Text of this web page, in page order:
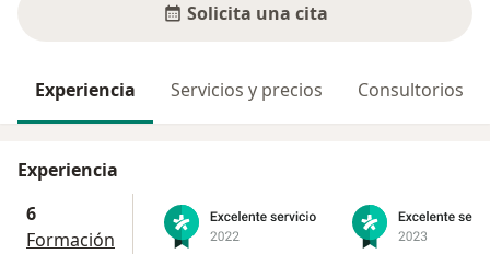
Solicita una cita
Experiencia Servicios y precios Consultorios
Experiencia
6
Formación